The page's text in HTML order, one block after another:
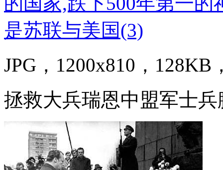
JPG，1200x810，128KB
拯救大兵瑞恩中盟军士